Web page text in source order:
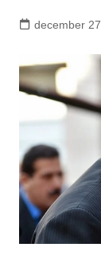
december